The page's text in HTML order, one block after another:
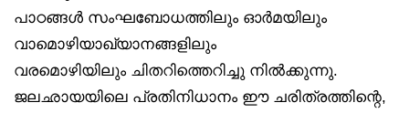
പാഠങ്ങൾ സംഘബോധത്തിലും ഓർമയിലും
വാമൊഴിയാഖ്യാനങ്ങളിലും
വരമൊഴിയിലും ചിതറിത്തെറിച്ചു നിൽക്കുന്നു.
ജലഛായയിലെ പ്രതിനിധാനം ഈ ചരിത്രത്തിന്റെ,